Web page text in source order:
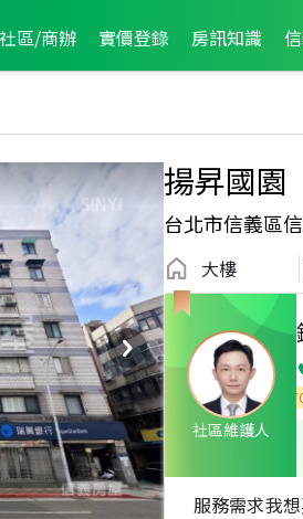
社區/商辦 實價登錄 房訊知識
揚昇國園
台北市信義區
大樓
社區維護人
1月區業績TOP2 2021年4月區業績TOP3
服務需求我